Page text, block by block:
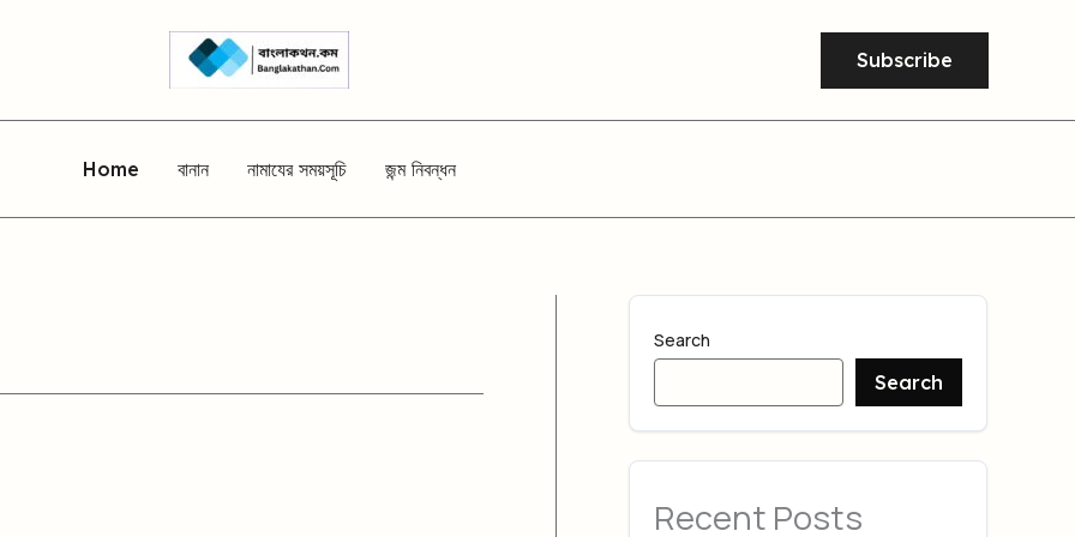
Subscribe
Home বানান নামাযের সময়সূচি জন্ম নিবন্ধন
Search
Search
Recent Posts